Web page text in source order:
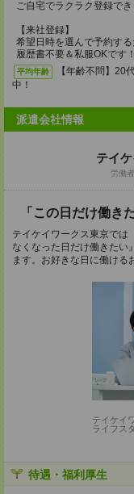
ご自宅でラクラク登録でき
【来社登録】
希望日時を選んで予約する
履歴書不要＆私服OKです！
平均年齢
【年齢不問】20
中！
派遣会社情報
テイ
労働
「この日だけ働き
テイケイワークス東京では
なくなった日だけ働きたい
ます。お好きな日に働ける
テイケイ
ライフス
待遇・福利厚生